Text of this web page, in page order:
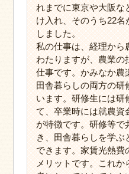
れまでに東京や大阪な
け入れ、そのうち22
しました。
私の仕事は、経理から
わたりますが、農業の
仕事です。かみなか農
田舎暮らしの両方の研
います。研修生には研
て、卒業時には就農資
が特徴です。研修等で
き、田舎暮らしを学ぶ
できます。家賃光熱費
メリットです。これ